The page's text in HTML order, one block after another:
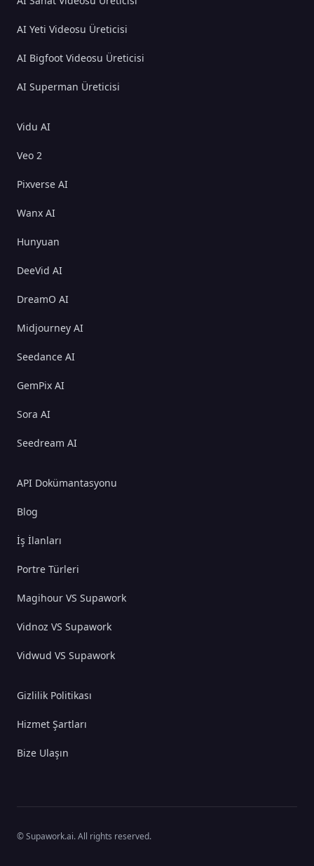
AI Yeti Videosu Üreticisi
AI Bigfoot Videosu Üreticisi
AI Superman Üreticisi
Vidu AI
Veo 2
Pixverse AI
Wanx AI
Hunyuan
DeeVid AI
DreamO AI
Midjourney AI
Seedance AI
GemPix AI
Sora AI
Seedream AI
API Dokümantasyonu
Blog
İş İlanları
Portre Türleri
Magihour VS Supawork
Vidnoz VS Supawork
Vidwud VS Supawork
Gizlilik Politikası
Hizmet Şartları
Bize Ulaşın
© Supawork.ai. All rights reserved.